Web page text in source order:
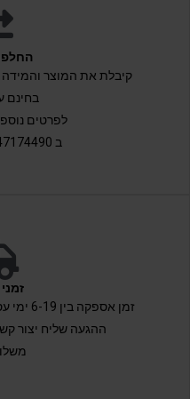
קיבלת את המוצר והמידה
בחינם
לפרטים
ב 0547174490 WhatsApp
זמן
ההגעה שליח יצור